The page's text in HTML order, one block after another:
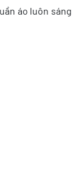
áo luôn sáng